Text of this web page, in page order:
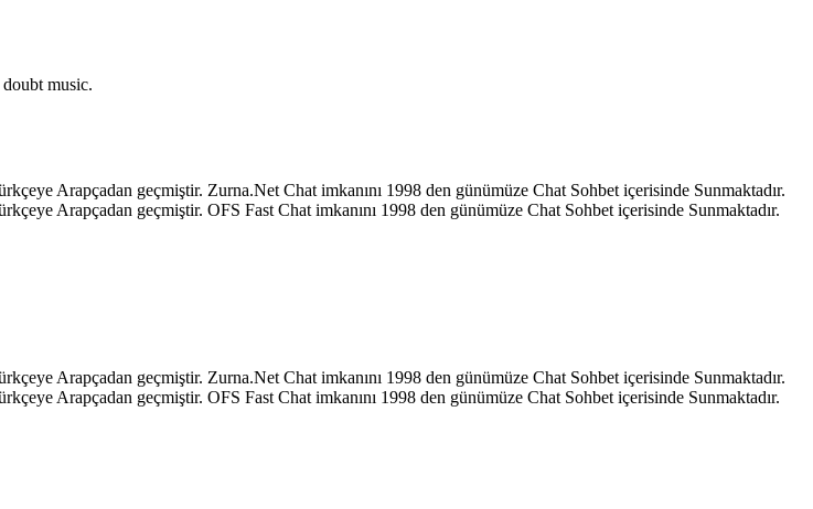
music.
Arapçadan geçmiştir. Zurna.Net Chat imkanını 1998 den günümüze Chat Sohbet içerisinde Sunmaktadır.
Arapçadan geçmiştir. OFS Fast Chat imkanını 1998 den günümüze Chat Sohbet içerisinde Sunmaktadır.
Arapçadan geçmiştir. Zurna.Net Chat imkanını 1998 den günümüze Chat Sohbet içerisinde Sunmaktadır.
Arapçadan geçmiştir. OFS Fast Chat imkanını 1998 den günümüze Chat Sohbet içerisinde Sunmaktadır.